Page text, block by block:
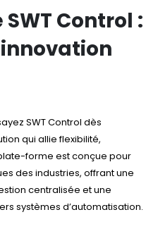
Control :
SWT Control dès
qui allie flexibilité,
forme est conçue pour
des industries, offrant une
centralisée et une
systèmes d’automatisation.